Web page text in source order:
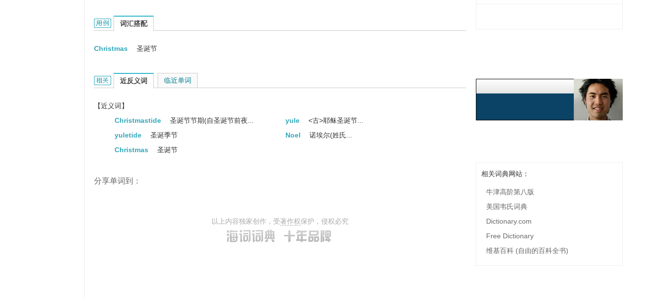
Christmastime的用法和样例：
词汇搭配
Christmas 圣诞节
Christmastime的相关资料：
近反义词
【近义词】
Christmastide
圣诞节节期(自圣诞节前夜... yule
<古>耶稣圣诞节...
yuletide
圣诞季节 Noel
诺埃尔(姓氏...
Christmas
圣诞节
临近单词
分享单词到：
以上内容独家创作，受著作权保护，侵权必究
相关词典网站：
牛津高阶第八版
美国韦氏词典
Dictionary.com
Free Dictionary
维基百科 (自由的百科全书)